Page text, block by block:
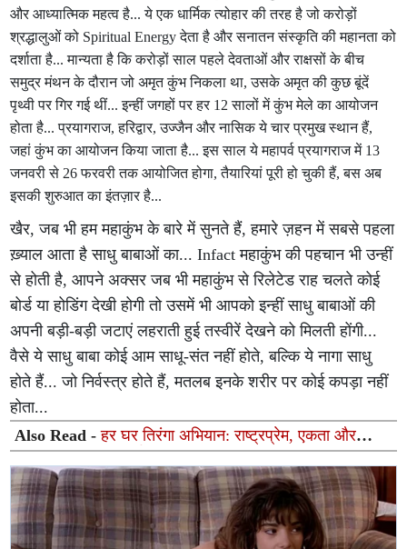
और आध्यात्मिक महत्व है... ये एक धार्मिक त्योहार की तरह है जो करोड़ों
श्रद्धालुओं को Spiritual Energy देता है और सनातन संस्कृति की महानता को
दर्शाता है... मान्यता है कि करोड़ों साल पहले देवताओं और राक्षसों के बीच
समुद्र मंथन के दौरान जो अमृत कुंभ निकला था, उसके अमृत की कुछ बूंदें
पृथ्वी पर गिर गई थीं... इन्हीं जगहों पर हर 12 सालों में कुंभ मेले का आयोजन
होता है... प्रयागराज, हरिद्वार, उज्जैन और नासिक ये चार प्रमुख स्थान हैं,
जहां कुंभ का आयोजन किया जाता है... इस साल ये महापर्व प्रयागराज में 13
जनवरी से 26 फरवरी तक आयोजित होगा, तैयारियां पूरी हो चुकी हैं, बस अब
इसकी शुरुआत का इंतज़ार है...
खैर, जब भी हम महाकुंभ के बारे में सुनते हैं, हमारे ज़हन में सबसे पहला
ख़्याल आता है साधु बाबाओं का... Infact महाकुंभ की पहचान भी उन्हीं
से होती है, आपने अक्सर जब भी महाकुंभ से रिलेटेड राह चलते कोई
बोर्ड या होडिंग देखी होगी तो उसमें भी आपको इन्हीं साधु बाबाओं की
अपनी बड़ी-बड़ी जटाएं लहराती हुई तस्वीरें देखने को मिलती होंगी...
वैसे ये साधु बाबा कोई आम साधू-संत नहीं होते, बल्कि ये नागा साधु
होते हैं... जो निर्वस्त्र होते हैं, मतलब इनके शरीर पर कोई कपड़ा नहीं
होता...
Also Read -हर घर तिरंगा अभियान: राष्ट्रप्रेम, एकता और
जनभागीदारी का महापर्व